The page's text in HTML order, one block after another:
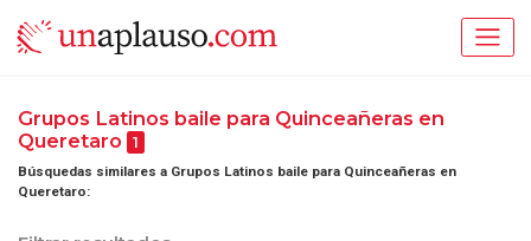
Grupos Latinos baile para Quinceañeras en
Queretaro
1
Búsquedas similares a Grupos Latinos baile para Quinceañeras en
Queretaro: